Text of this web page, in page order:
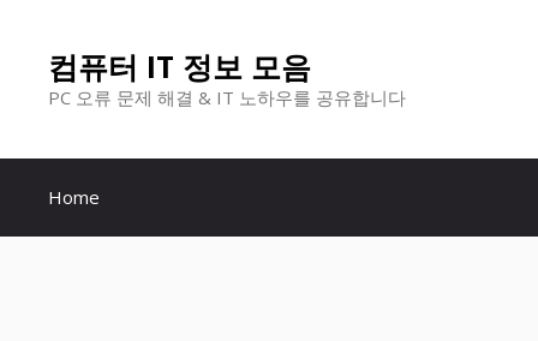
건
컴퓨터 IT 정보 모음
PC 오류 문제 해결 & IT 노하우를 공유합니다
Home